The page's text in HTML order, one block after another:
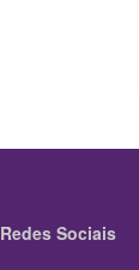
Redes Sociais